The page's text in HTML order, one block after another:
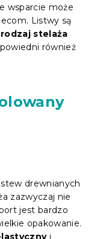
wsparcie może
Listwy są
stelaża
również
drewnianych
zazwyczaj nie
jest bardzo
opakowanie.
i